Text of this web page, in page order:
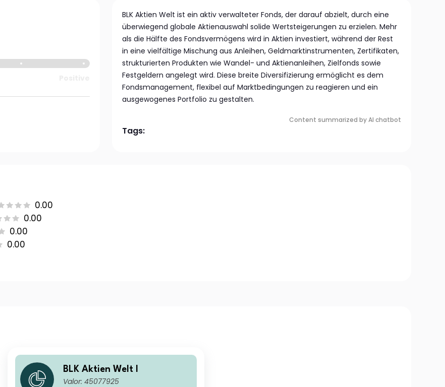
BLK Aktien Welt ist ein aktiv verwalteter Fonds, der darauf abzielt, durch eine
überwiegend globale Aktienauswahl solide Wertsteigerungen zu erzielen. Mehr
als die Hälfte des Fondsvermögens wird in Aktien investiert, während der Rest
in eine vielfältige Mischung aus Anleihen, Geldmarktinstrumenten, Zertifikaten,
strukturierten Produkten wie Wandel- und Aktienanleihen, Zielfonds sowie
Festgeldern angelegt wird. Diese breite Diversifizierung ermöglicht es dem
Fondsmanagement, flexibel auf Marktbedingungen zu reagieren und ein
ausgewogenes Portfolio zu gestalten.
Content summarized by AI chatbot
Tags:
0.00
0.00
0.00
0.00
BLK Aktien Welt I
Valor: 45077925